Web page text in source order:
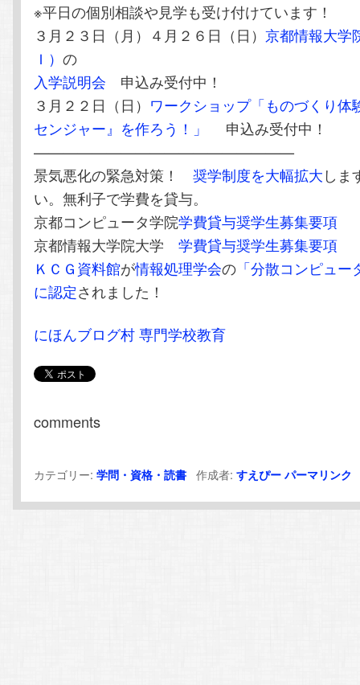
※平日の個別相談や見学も受け付けています！
３月２３日（月）４月２６日（日）京都情報大学
Ｉ）の
入学説明会 申込み受付中！
３月２２日（日） ワークショップ「ものづくり体
センジャー』を作ろう！」
申込み受付中！
——————————————————
景気悪化の緊急対策！奨学制度を大幅拡大し
い。無利子で学費を貸与。
京都コンピュータ学院学費貸与奨学生募集要項
京都情報大学院大学学費貸与奨学生募集要項
ＫＣＧ資料館が情報処理学会の 「分散コンピュ
に認定されました！
にほんブログ村 専門学校教育
comments
カテゴリー:学問・資格・読書 作成者:すえぴー パーマリンク